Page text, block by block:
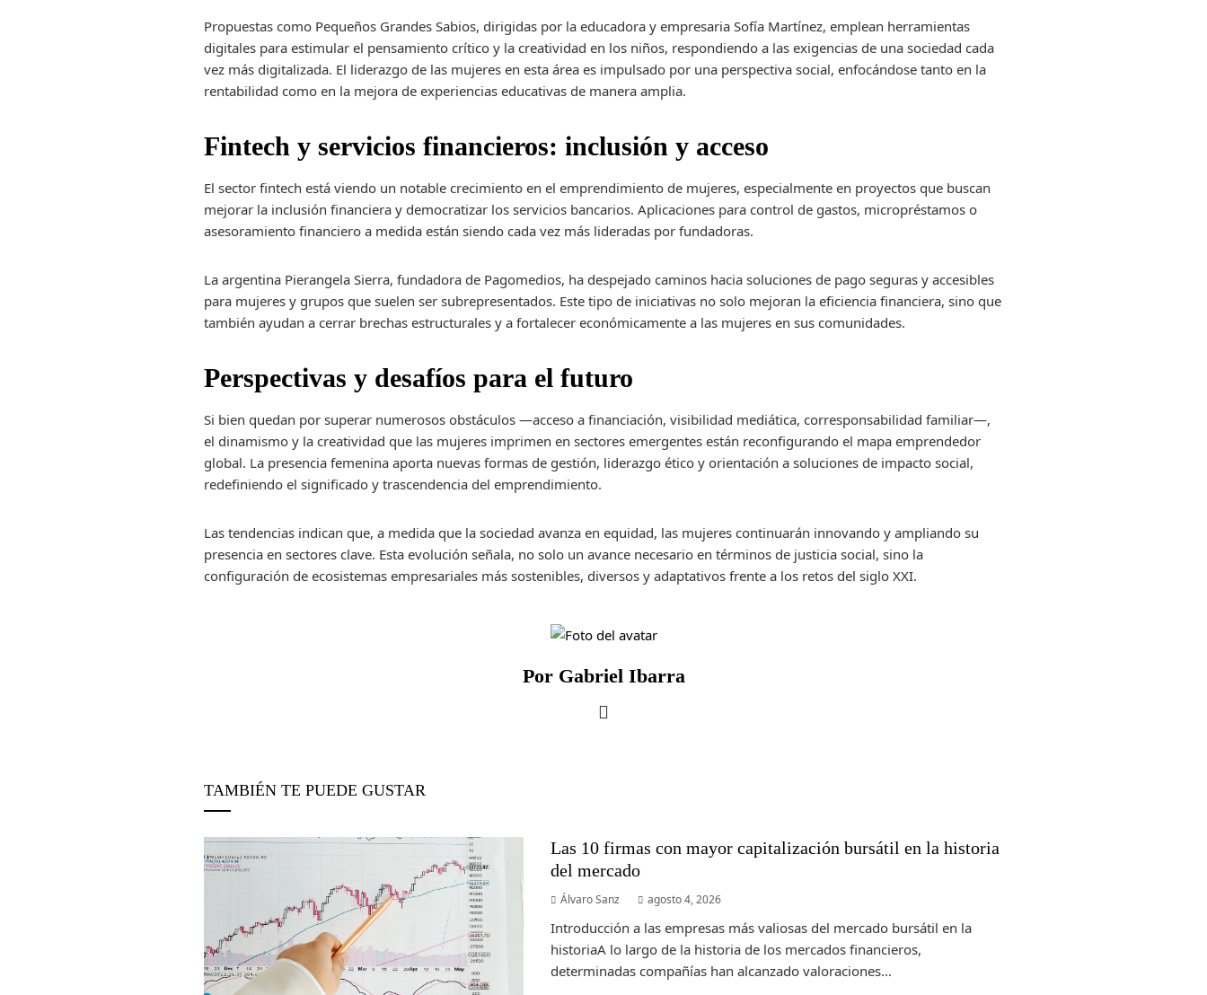
Propuestas como Pequeños Grandes Sabios, dirigidas por la educadora y empresaria Sofía Martínez, emplean herramientas
digitales para estimular el pensamiento crítico y la creatividad en los niños, respondiendo a las exigencias de una sociedad cada
vez más digitalizada. El liderazgo de las mujeres en esta área es impulsado por una perspectiva social, enfocándose tanto en la
rentabilidad como en la mejora de experiencias educativas de manera amplia.
Fintech y servicios financieros: inclusión y acceso
El sector fintech está viendo un notable crecimiento en el emprendimiento de mujeres, especialmente en proyectos que buscan
mejorar la inclusión financiera y democratizar los servicios bancarios. Aplicaciones para control de gastos, micropréstamos o
asesoramiento financiero a medida están siendo cada vez más lideradas por fundadoras.
La argentina Pierangela Sierra, fundadora de Pagomedios, ha despejado caminos hacia soluciones de pago seguras y accesibles
para mujeres y grupos que suelen ser subrepresentados. Este tipo de iniciativas no solo mejoran la eficiencia financiera, sino que
también ayudan a cerrar brechas estructurales y a fortalecer económicamente a las mujeres en sus comunidades.
Perspectivas y desafíos para el futuro
Si bien quedan por superar numerosos obstáculos —acceso a financiación, visibilidad mediática, corresponsabilidad familiar—,
el dinamismo y la creatividad que las mujeres imprimen en sectores emergentes están reconfigurando el mapa emprendedor
global. La presencia femenina aporta nuevas formas de gestión, liderazgo ético y orientación a soluciones de impacto social,
redefiniendo el significado y trascendencia del emprendimiento.
Las tendencias indican que, a medida que la sociedad avanza en equidad, las mujeres continuarán innovando y ampliando su
presencia en sectores clave. Esta evolución señala, no solo un avance necesario en términos de justicia social, sino la
configuración de ecosistemas empresariales más sostenibles, diversos y adaptativos frente a los retos del siglo XXI.
Por Gabriel Ibarra
TAMBIÉN TE PUEDE GUSTAR
Las 10 firmas con mayor capitalización bursátil en la historia
del mercado
Álvaro Sanz agosto 4, 2026
Introducción a las empresas más valiosas del mercado bursátil en la
historiaA lo largo de la historia de los mercados financieros,
determinadas compañías han alcanzado valoraciones...